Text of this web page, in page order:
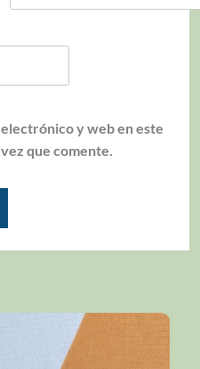
y web en este
que comente.